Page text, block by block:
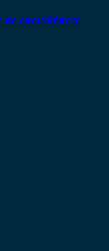
οποιαδήποτε